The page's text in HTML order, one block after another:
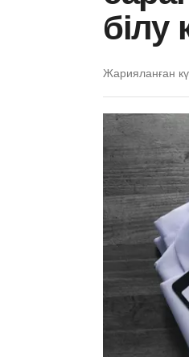
білу
Жарияланған